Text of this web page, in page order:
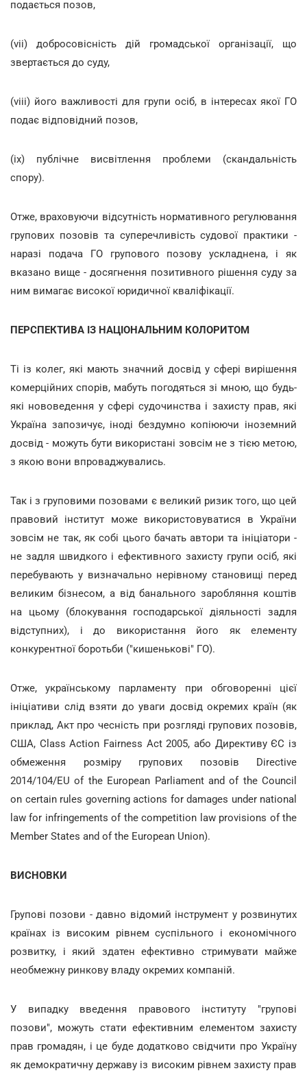
подається позов,
(vii) добросовісність дій громадської організації, що
звертається до суду,
(viii) його важливості для групи осіб, в інтересах якої ГО
подає відповідний позов,
(ix) публічне висвітлення проблеми (скандальність
спору).
Отже, враховуючи відсутність нормативного регулювання
групових позовів та суперечливість судової практики -
наразі подача ГО групового позову ускладнена, і як
вказано вище - досягнення позитивного рішення суду за
ним вимагає високої юридичної кваліфікації.
ПЕРСПЕКТИВА ІЗ НАЦІОНАЛЬНИМ КОЛОРИТОМ
Ті із колег, які мають значний досвід у сфері вирішення
комерційних спорів, мабуть погодяться зі мною, що будь-
які нововедення у сфері судочинства і захисту прав, які
Україна запозичує, іноді бездумно копіюючи іноземний
досвід - можуть бути використані зовсім не з тією метою,
з якою вони впроваджувались.
Так і з груповими позовами є великий ризик того, що цей
правовий інститут може використовуватися в України
зовсім не так, як собі цього бачать автори та ініціатори -
не задля швидкого і ефективного захисту групи осіб, які
перебувають у визначально нерівному становищі перед
великим бізнесом, а від банального заробляння коштів
на цьому (блокування господарської діяльності задля
відступних), і до використання його як елементу
конкурентної боротьби ("кишенькові" ГО).
Отже, українському парламенту при обговоренні цієї
ініціативи слід взяти до уваги досвід окремих країн (як
приклад, Акт про чесність при розгляді групових позовів,
США, Class Action Fairness Act 2005, або Директиву ЄС із
обмеження розміру групових позовів Directive
2014/104/EU of the European Parliament and of the Council
on certain rules governing actions for damages under national
law for infringements of the competition law provisions of the
Member States and of the European Union).
ВИСНОВКИ
Групові позови - давно відомий інструмент у розвинутих
країнах із високим рівнем суспільного і економічного
розвитку, і який здатен ефективно стримувати майже
необмежну ринкову владу окремих компаній.
У випадку введення правового інституту "групові
позови", можуть стати ефективним елементом захисту
прав громадян, і це буде додатково свідчити про Україну
як демократичну державу із високим рівнем захисту прав